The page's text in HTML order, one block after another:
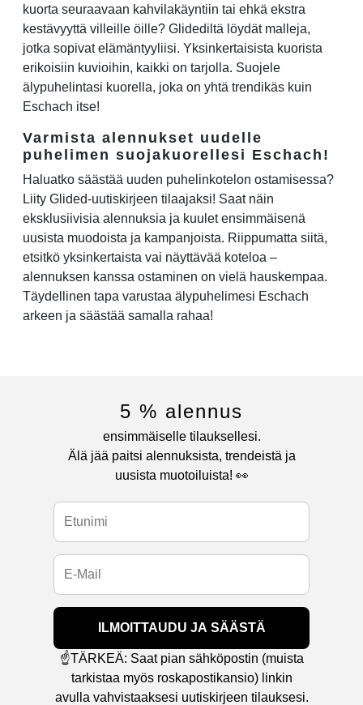
kuorta seuraavaan kahvilakäyntiin tai ehkä ekstra
kestävyyttä villeille öille? Glidediltä löydät malleja,
jotka sopivat elämäntyyliisi. Yksinkertaisista kuorista
erikoisiin kuvioihin, kaikki on tarjolla. Suojele
älypuhelintasi kuorella, joka on yhtä trendikäs kuin
Eschach itse!
Varmista alennukset uudelle
puhelimen suojakuorellesi Eschach!
Haluatko säästää uuden puhelinkotelon ostamisessa?
Liity Glided-uutiskirjeen tilaajaksi! Saat näin
eksklusiivisia alennuksia ja kuulet ensimmäisenä
uusista muodoista ja kampanjoista. Riippumatta siitä,
etsitkö yksinkertaista vai näyttävää koteloa –
alennuksen kanssa ostaminen on vielä hauskempaa.
Täydellinen tapa varustaa älypuhelimesi Eschach
arkeen ja säästää samalla rahaa!
5 % alennus
ensimmäiselle tilauksellesi.
Älä jää paitsi alennuksista, trendeistä ja
uusista muotoiluista! 👀
ILMOITTAUDU JA SÄÄSTÄ
☝️TÄRKEÄ: Saat pian sähköpostin (muista
tarkistaa myös roskapostikansio) linkin
avulla vahvistaaksesi uutiskirjeen tilauksesi.